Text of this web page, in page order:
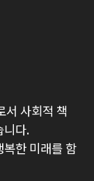
서 사회적 책
니다.
한 미래를 함